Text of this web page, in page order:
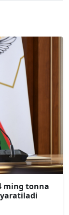
ming tonna